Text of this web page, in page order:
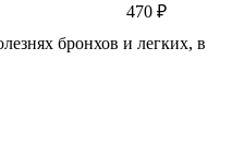
470 ₽
бронхов и легких, в